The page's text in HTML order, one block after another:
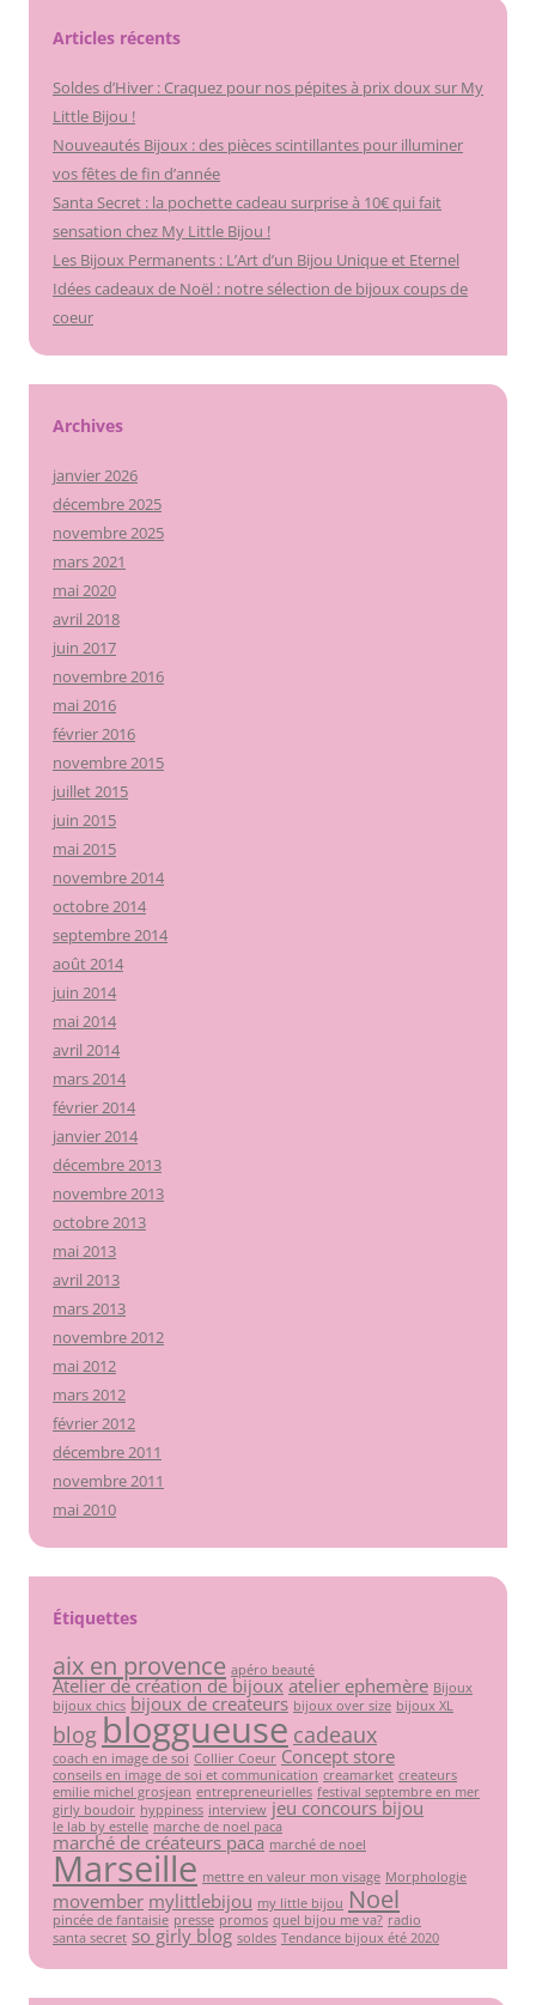
Articles récents
Soldes d’Hiver : Craquez pour nos pépites à prix doux sur My
Little Bijou !
Nouveautés Bijoux : des pièces scintillantes pour illuminer
vos fêtes de fin d’année
Santa Secret : la pochette cadeau surprise à 10€ qui fait
sensation chez My Little Bijou !
Les Bijoux Permanents : L’Art d’un Bijou Unique et Eternel
Idées cadeaux de Noël : notre sélection de bijoux coups de
coeur
Archives
janvier 2026
décembre 2025
novembre 2025
mars 2021
mai 2020
avril 2018
juin 2017
novembre 2016
mai 2016
février 2016
novembre 2015
juillet 2015
juin 2015
mai 2015
novembre 2014
octobre 2014
septembre 2014
août 2014
juin 2014
mai 2014
avril 2014
mars 2014
février 2014
janvier 2014
décembre 2013
novembre 2013
octobre 2013
mai 2013
avril 2013
mars 2013
novembre 2012
mai 2012
mars 2012
février 2012
décembre 2011
novembre 2011
mai 2010
Étiquettes
aix en provence apéro beauté
Atelier de création de bijoux atelier ephemère Bijoux
bijoux chics bijoux de createurs bijoux over size bijoux XL
blog bloggueuse cadeaux
coach en image de soi Collier Coeur Concept store
conseils en image de soi et communication creamarket createurs
emilie michel grosjean entrepreneurielles festival septembre en mer
girly boudoir hyppiness interview jeu concours bijou
le lab by estelle marche de noel paca
marché de créateurs paca marché de noel
Marseille mettre en valeur mon visage Morphologie
movember mylittlebijou my little bijou Noel
pincée de fantaisie presse promos quel bijou me va? radio
santa secret so girly blog soldes Tendance bijoux été 2020